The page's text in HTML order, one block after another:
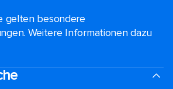
gelten besondere
Weitere Informationen dazu